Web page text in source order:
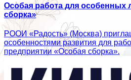
Особая работа для особенных
сборка»
РООИ «Радость» (Москва)
особенностями развития для
предприятии «Особая сборка».